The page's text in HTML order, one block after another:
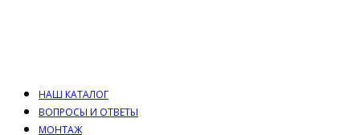
НАШ КАТАЛОГ
ВОПРОСЫ И ОТВЕТЫ
МОНТАЖ